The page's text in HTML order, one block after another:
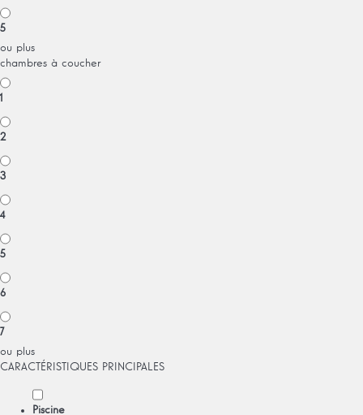
5
ou plus
chambres à coucher
1
2
3
4
5
6
7
ou plus
CARACTÉRISTIQUES PRINCIPALES
Piscine